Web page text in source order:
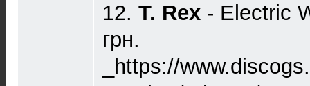
12. T. Rex - Electric
грн.
_https://